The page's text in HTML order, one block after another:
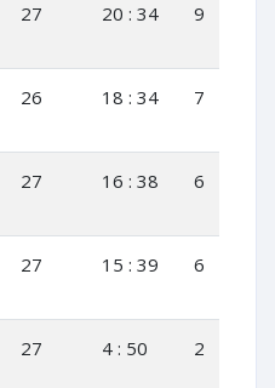
27 20 : 34 9
26 18 : 34 7
27 16 : 38 6
27 15 : 39 6
27 4 : 50 2